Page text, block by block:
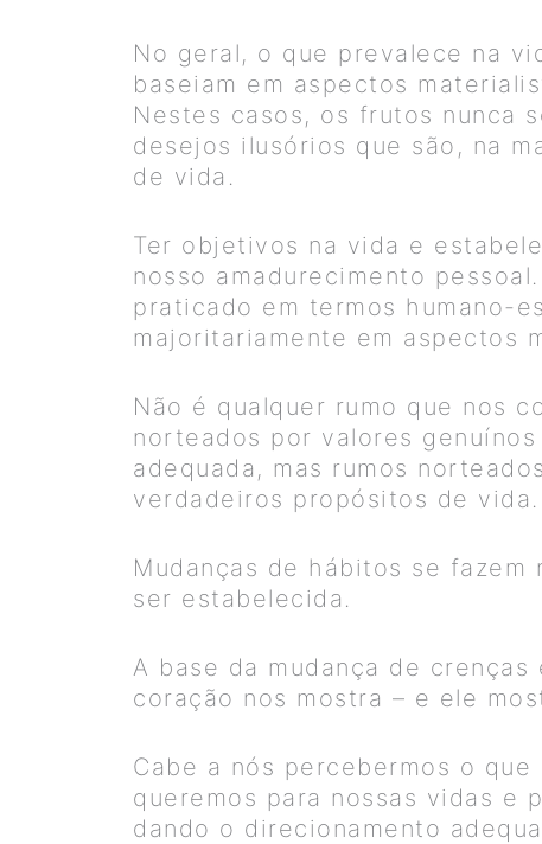
No geral, o que prevalece na
baseiam em aspectos
Nestes casos, os frutos nunca
desejos ilusórios que são, na
de vida.
Ter objetivos na vida e
nosso amadurecimento
praticado em termos humano-
majoritariamente em aspectos
Não é qualquer rumo que nos
norteados por valores
adequada, mas rumos
verdadeiros propósitos de
Mudanças de hábitos se
ser estabelecida.
A base da mudança de
coração nos mostra – e ele
Cabe a nós percebermos o
queremos para nossas vidas e
dando o direcionamento